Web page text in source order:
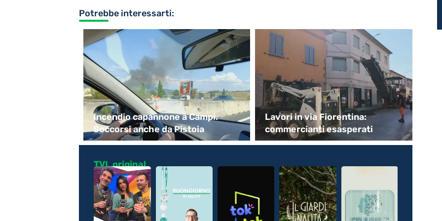
Potrebbe interessarti:
Incendio capannone a Campi.
Soccorsi anche da Pistoia
Lavori in via Fiorentina:
commercianti esasperati
TVL original